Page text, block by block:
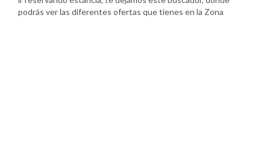
podrás ver las diferentes ofertas que tienes en la Zona